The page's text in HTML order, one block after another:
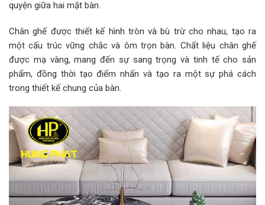
quyện giữa hai mặt bàn.
Chân ghế được thiết kế hình tròn và bù trừ cho nhau, tạo ra
một cấu trúc vững chắc và ôm trọn bàn. Chất liệu chân ghế
được mạ vàng, mang đến sự sang trọng và tinh tế cho sản
phẩm, đồng thời tạo điểm nhấn và tạo ra một sự phá cách
trong thiết kế chung của bàn.